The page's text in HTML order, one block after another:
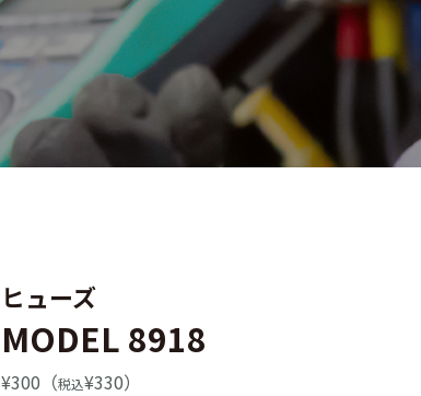
ヒューズ
MODEL 8918
¥300（税込¥330）